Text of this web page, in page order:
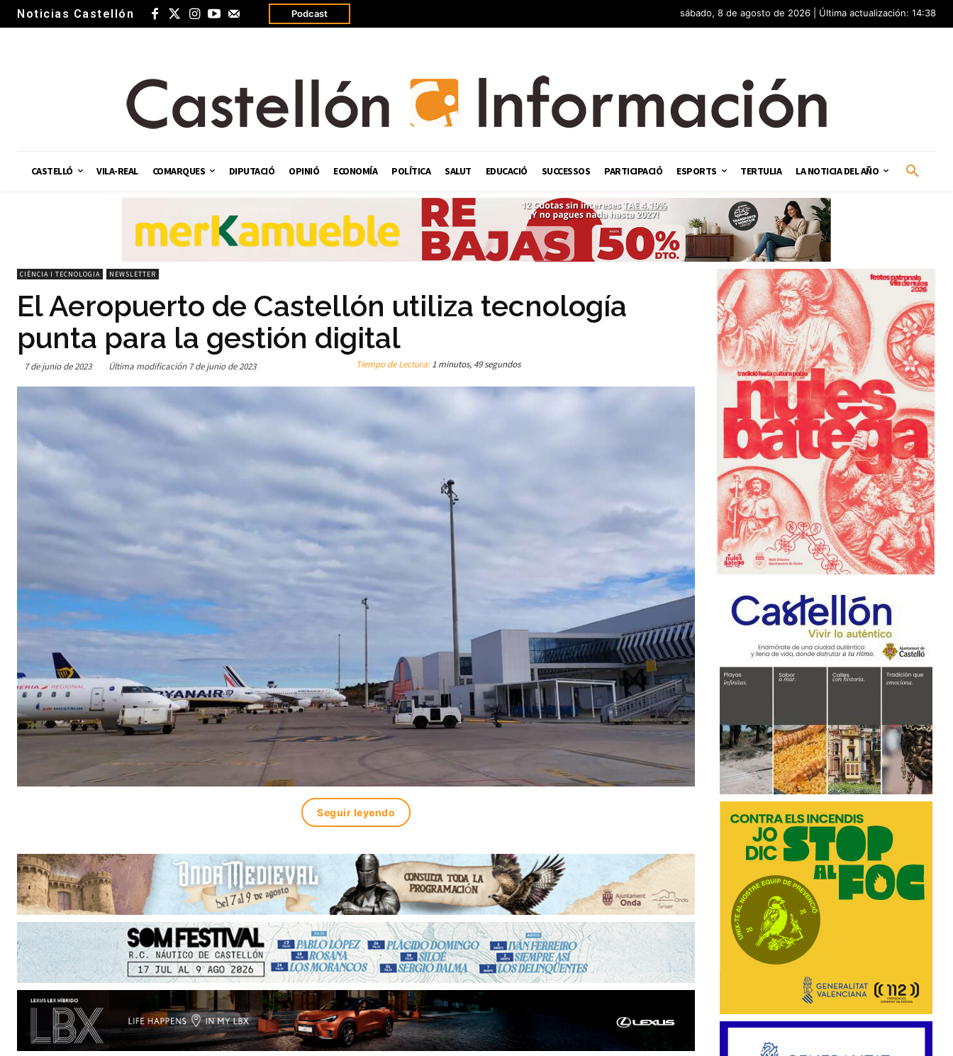
Noticias Castellón Podcast sábado, 8 de agosto de 2026 | Última actualización: 14:38
CASTELLÓ VILA-REAL COMARQUES DIPUTACIÓ OPINIÓ ECONOMÍA POLÍTICA SALUT EDUCACIÓ SUCCESSOS PARTICIPACIÓ ESPORTS TERTULIA LA NOTICIA DEL AÑO
CIÈNCIA I TECNOLOGIA NEWSLETTER
El Aeropuerto de Castellón utiliza tecnología
punta para la gestión digital
7 de junio de 2023 Última modificación 7 de junio de 2023 Tiempo de Lectura:1 minutos, 49 segundos
Seguir leyendo